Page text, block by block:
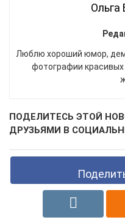
Ольга
Люблю хороший юмор,
фотографии
ПОДЕЛИТЕСЬ ЭТОЙ
ДРУЗЬЯМИ В